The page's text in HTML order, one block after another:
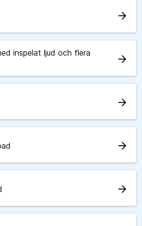
arrow_forward
inspelat ljud och flera
arrow_forward
arrow_forward
arrow_forward
arrow_forward